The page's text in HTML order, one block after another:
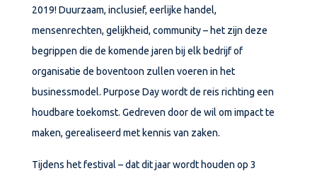
2019! Duurzaam, inclusief, eerlijke handel,
mensenrechten, gelijkheid, community – het zijn deze
begrippen die de komende jaren bij elk bedrijf of
organisatie de boventoon zullen voeren in het
businessmodel. Purpose Day wordt de reis richting een
houdbare toekomst. Gedreven door de wil om impact te
maken, gerealiseerd met kennis van zaken.
Tijdens het festival – dat dit jaar wordt houden op 3